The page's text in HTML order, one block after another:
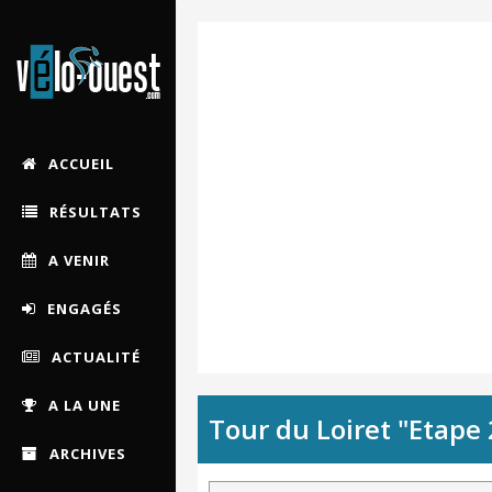
ACCUEIL
RÉSULTATS
A VENIR
ENGAGÉS
ACTUALITÉ
A LA UNE
ARCHIVES
Tour du Loiret "Etape